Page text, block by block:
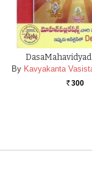
By Kavyakanta
Rs. 300